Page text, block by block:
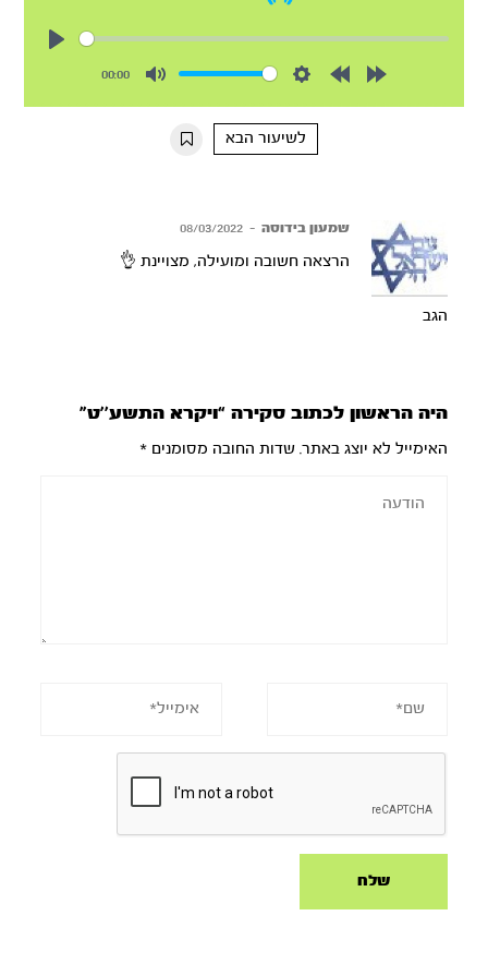
00:00
לשיעור הבא
שמעון בידוסה –
08/03/2022
הרצאה חשובה ומועילה, מצויינת 👌
הגב
היה הראשון לכתוב סקירה “ויקרא התשע’’ט”
האימייל לא יוצג באתר. שדות החובה מסומנים*